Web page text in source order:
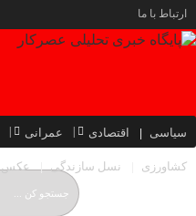
ارتباط با ما
سیاسی اقتصادی عمرانی
کشاورزی نسل سازندگی عکس